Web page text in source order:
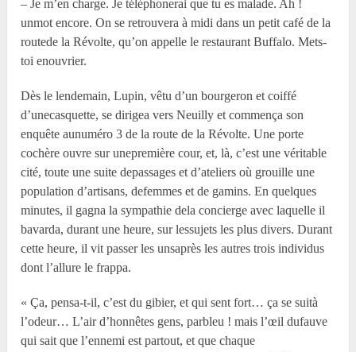
– Je m’en charge. Je téléphonerai que tu es malade. Ah !
unmot encore. On se retrouvera à midi dans un petit café de la
routede la Révolte, qu’on appelle le restaurant Buffalo. Mets-
toi enouvrier.
Dès le lendemain, Lupin, vêtu d’un bourgeron et coiffé
d’unecasquette, se dirigea vers Neuilly et commença son
enquête aunuméro 3 de la route de la Révolte. Une porte
cochère ouvre sur unepremière cour, et, là, c’est une véritable
cité, toute une suite depassages et d’ateliers où grouille une
population d’artisans, defemmes et de gamins. En quelques
minutes, il gagna la sympathie dela concierge avec laquelle il
bavarda, durant une heure, sur lessujets les plus divers. Durant
cette heure, il vit passer les unsaprès les autres trois individus
dont l’allure le frappa.
« Ça, pensa-t-il, c’est du gibier, et qui sent fort… ça se suità
l’odeur… L’air d’honnêtes gens, parbleu ! mais l’œil dufauve
qui sait que l’ennemi est partout, et que chaque